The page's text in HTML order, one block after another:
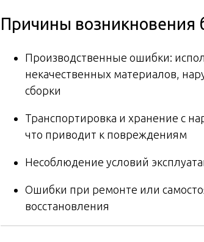
Причины возникновения
Производственные ошибки:
некачественных материалов,
сборки
Транспортировка и хранение с
что приводит к повреждениям
Несоблюдение условий
Ошибки при ремонте или
восстановления